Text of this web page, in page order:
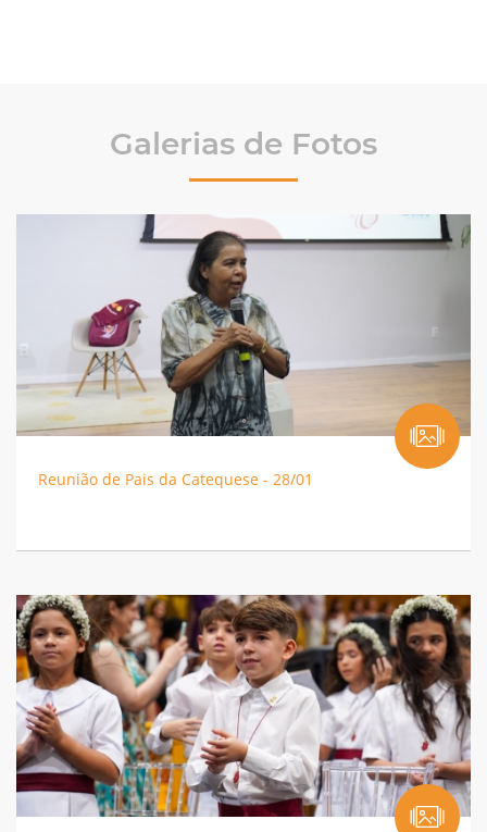
Galerias de Fotos
Reunião de Pais da Catequese - 28/01